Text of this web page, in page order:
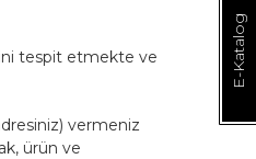
tespit etmekte ve
vermeniz
ürün ve
E-Katalog